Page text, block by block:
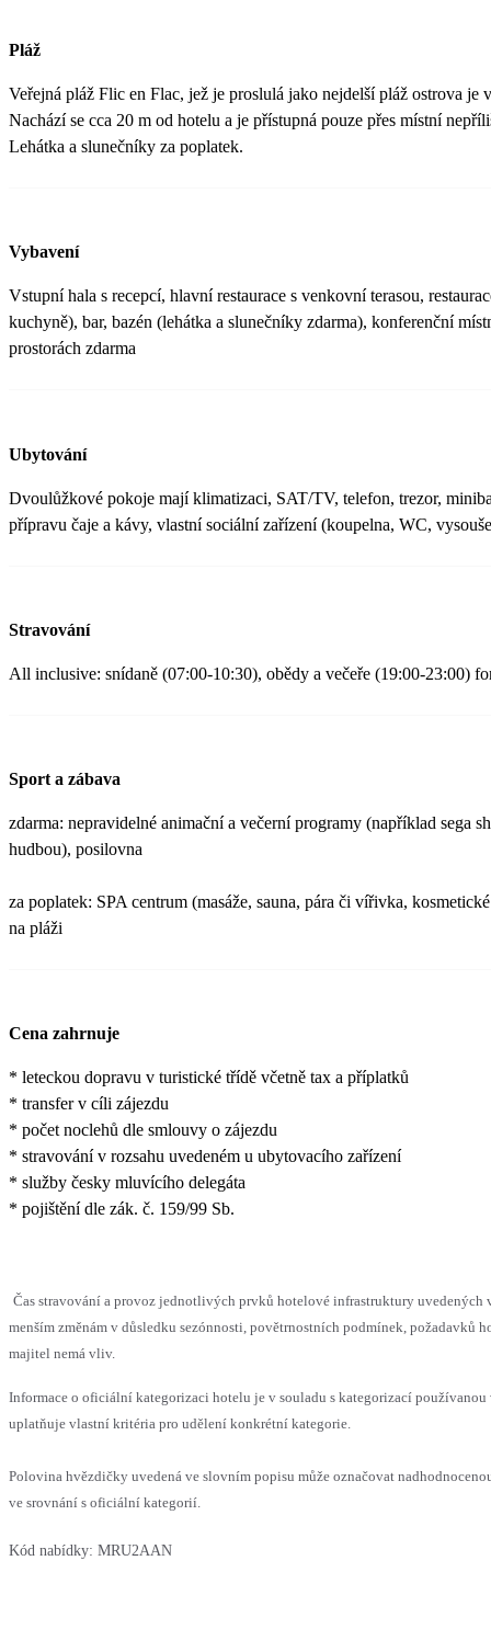
Pláž
Veřejná pláž Flic en Flac, jež je proslulá jako nejdelší pláž ostrova je
Nachází se cca 20 m od hotelu a je přístupná pouze přes místní
Lehátka a slunečníky za poplatek.
Vybavení
Vstupní hala s recepcí, hlavní restaurace s venkovní terasou,
kuchyně), bar, bazén (lehátka a slunečníky zdarma), konferenční
prostorách zdarma
Ubytování
Dvoulůžkové pokoje mají klimatizaci, SAT/TV, telefon, trezor,
přípravu čaje a kávy, vlastní sociální zařízení (koupelna, WC,
Stravování
All inclusive: snídaně (07:00-10:30), obědy a večeře (19:00-23:00)
Sport a zábava
zdarma: nepravidelné animační a večerní programy (například sega
hudbou), posilovna
za poplatek: SPA centrum (masáže, sauna, pára či vířivka,
na pláži
Cena zahrnuje
* leteckou dopravu v turistické třídě včetně tax a příplatků
* transfer v cíli zájezdu
* počet noclehů dle smlouvy o zájezdu
* stravování v rozsahu uvedeném u ubytovacího zařízení
* služby česky mluvícího delegáta
* pojištění dle zák. č. 159/99 Sb.
Čas stravování a provoz jednotlivých prvků hotelové infrastruktury uvedených
menším změnám v důsledku sezónnosti, povětrnostních podmínek, požadavků
majitel nemá vliv.
Informace o oficiální kategorizaci hotelu je v souladu s kategorizací používanou
uplatňuje vlastní kritéria pro udělení konkrétní kategorie.
Polovina hvězdičky uvedená ve slovním popisu může označovat
ve srovnání s oficiální kategorií.
Kód nabídky: MRU2AAN